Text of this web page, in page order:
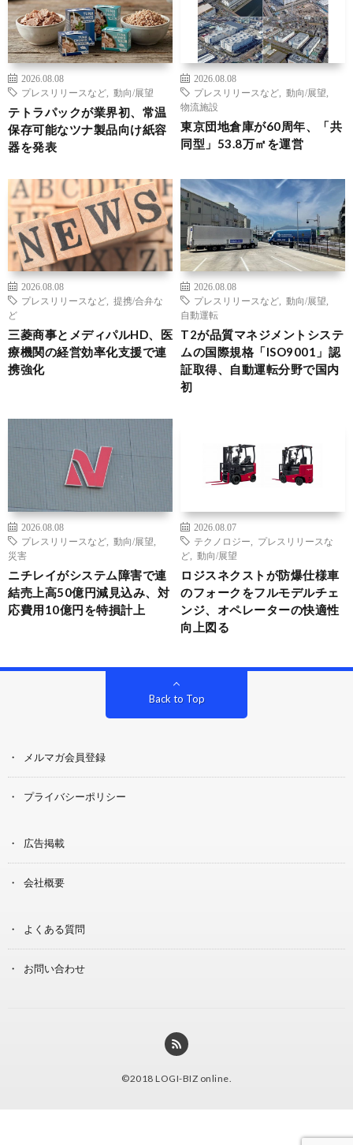
2026.08.08
プレスリリースなど
動向/展望
テトラパックが業界初、常温
保存可能なツナ製品向け紙容
器を発表
2026.08.08
プレスリリースなど
動向/展望
物流施設
東京団地倉庫が60周年、「共
同型」53.8万㎡を運営
2026.08.08
プレスリリースなど
提携/合弁な
ど
三菱商事とメディパルHD、医
療機関の経営効率化支援で連
携強化
2026.08.08
プレスリリースなど
動向/展望
自動運転
T2が品質マネジメントシステ
ムの国際規格「ISO9001」認
証取得、自動運転分野で国内
初
2026.08.08
プレスリリースなど
動向/展望
災害
ニチレイがシステム障害で連
結売上高50億円減見込み、対
応費用10億円を特損計上
2026.08.07
テクノロジー
プレスリリースな
ど
動向/展望
ロジスネクストが防爆仕様車
のフォークをフルモデルチェ
ンジ、オペレーターの快適性
向上図る
Back to Top
メルマガ会員登録
プライバシーポリシー
広告掲載
会社概要
よくある質問
お問い合わせ
©2018 LOGI-BIZ online